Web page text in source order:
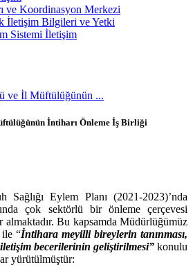
ve Koordinasyon Merkezi
İletişim Bilgileri ve Yetki
Sistemi İletişim
ve İl Müftülüğünün ...
İntiharı Önleme İş Birliği
Sağlığı Eylem Planı (2021-2023)’nda
çok sektörlü bir önleme çerçevesi
Bu kapsamda Müdürlüğümüz
“İntihara meyilli bireylerin tanınması,
becerilerinin geliştirilmesi”konulu
yürütülmüştür: